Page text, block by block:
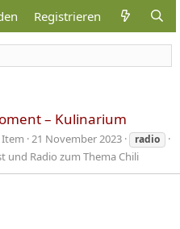
Registrieren
– Kulinarium
Item 21 November 2023 radio
und Radio zum Thema Chili